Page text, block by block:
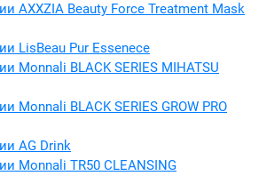
AXXZIA Beauty Force Treatment Mask
LisBeau Pur Essenece
Monnali BLACK SERIES MIHATSU
Monnali BLACK SERIES GROW PRO
AG Drink
Monnali TR50 CLEANSING